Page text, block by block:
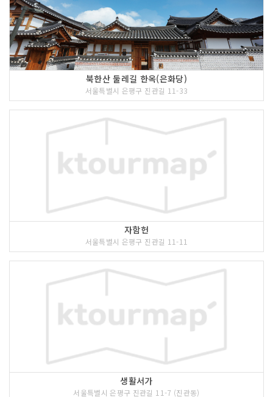
북한산 둘레길 한옥(은화당)
서울특별시 은평구 진관길 11-33
자함헌
서울특별시 은평구 진관길 11-11
생활서가
서울특별시 은평구 진관길 11-7 (진관동)